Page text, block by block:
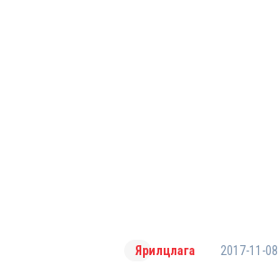
Ярилцлага 2017-11-08